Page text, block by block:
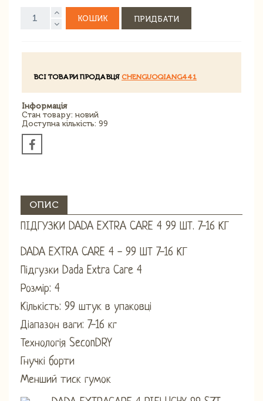
КОШИК ПРИДБАТИ
ВСІ ТОВАРИ ПРОДАВЦЯ CHENGUOQIANG441
Інформація
Стан товару: новий
Доступна кількість: 99
ОПИС
ПІДГУЗКИ DADA EXTRA CARE 4 99 ШТ. 7-16 КГ
DADA EXTRA CARE 4 - 99 ШТ 7-16 КГ
Підгузки Dada Extra Care 4
Розмір: 4
Кількість: 99 штук в упаковці
Діапазон ваги: ​​7-16 кг
Технологія SeconDRY
Гнучкі борти
Менший тиск гумок